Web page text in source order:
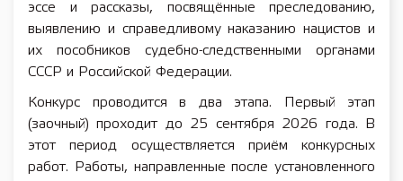
эссе и рассказы, посвящённые преследованию,
выявлению и справедливому наказанию нацистов и
их пособников судебно-следственными органами
СССР и Российской Федерации.
Конкурс проводится в два этапа. Первый этап
(заочный) проходит до 25 сентября 2026 года. В
этот период осуществляется приём конкурсных
работ. Работы, направленные после установленного